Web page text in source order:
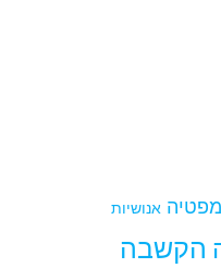
אנושיות
הקשבה